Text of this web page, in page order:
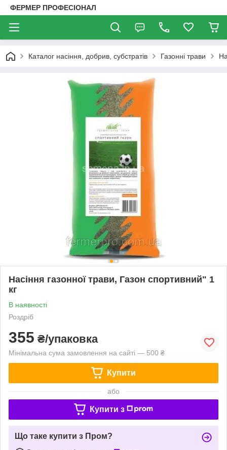
ФЕРМЕР ПРОФЕСІОНАЛ
Каталог насіння, добрив, субстратів Газонні трави
Насіння газонної трави, Газон спортивний" 1
кг
В наявності
Роздріб
355 ₴/упаковка
Мінімальна сума замовлення на сайті — 500 ₴
Купити
або
Купити з
Що таке купити з Пром?